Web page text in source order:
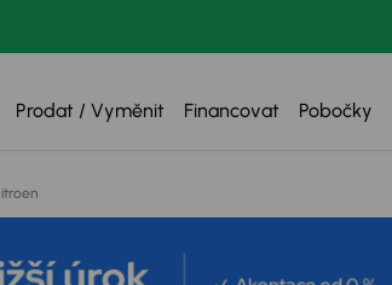
Prodat / Vyměnit Financovat Pobočky
Zrušit vše